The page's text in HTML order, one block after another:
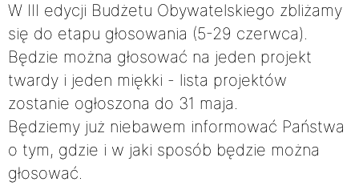
W III edycji Budżetu Obywatelskiego zbliżamy
się do etapu głosowania (5-29 czerwca).
Będzie można głosować na jeden projekt
twardy i jeden miękki - lista projektów
zostanie ogłoszona do 31 maja.
Będziemy już niebawem informować Państwa
o tym, gdzie i w jaki sposób będzie można
głosować.